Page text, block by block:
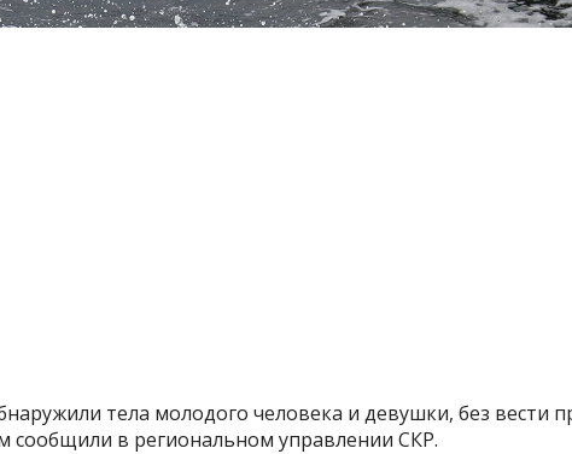
тела молодого человека и девушки, без вести
сообщили в региональном управлении СКР.